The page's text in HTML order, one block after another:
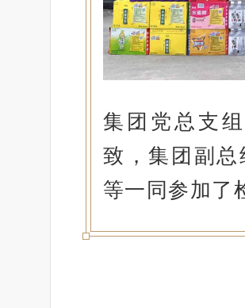
集团党总支
致，集团副
等一同参加了